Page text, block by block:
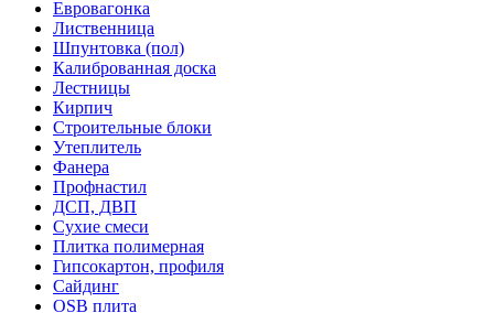
Евровагонка
Лиственница
Шпунтовка (пол)
Калиброванная доска
Лестницы
Кирпич
Строительные блоки
Утеплитель
Фанера
Профнастил
ДСП, ДВП
Сухие смеси
Плитка полимерная
Гипсокартон, профиля
Сайдинг
OSB плита